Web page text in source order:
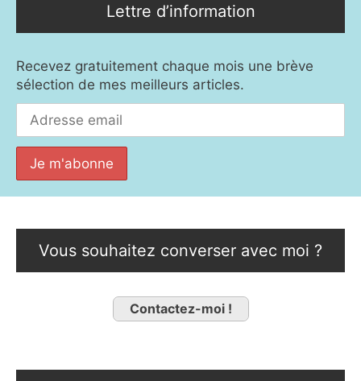
Lettre d’information
Recevez gratuitement chaque mois une brève
sélection de mes meilleurs articles.
Vous souhaitez converser avec moi ?
Contactez-moi !